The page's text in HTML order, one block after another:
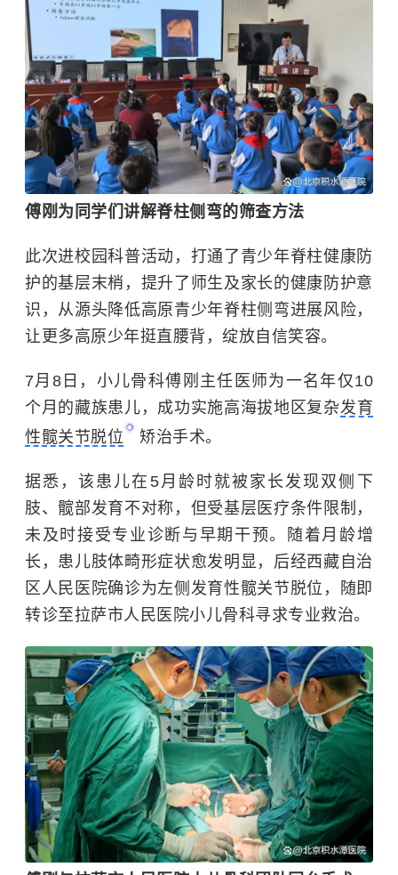
傅刚为同学们讲解脊柱侧弯的筛查方法
此次进校园科普活动，打通了青少年脊柱健康防
护的基层末梢，提升了师生及家长的健康防护意
识，从源头降低高原青少年脊柱侧弯进展风险，
让更多高原少年挺直腰背，绽放自信笑容。
7月8日，小儿骨科傅刚 主任医师为一名年仅10
个月的藏族患儿，成功实施高海拔地区复杂发育
性髋关节脱位
矫治手术。
据悉，该患儿在5月龄时就被家长发现双侧下
肢、髋部发育不对称，但受基层医疗条件限制，
未及时接受专业诊断与早期干预。随着月龄增
长，患儿肢体畸形症状愈发明显，后经西藏自治
区人民医院确诊为左侧发育性髋关节脱位，随即
转诊至拉萨市人民医院小儿骨科寻求专业救治。